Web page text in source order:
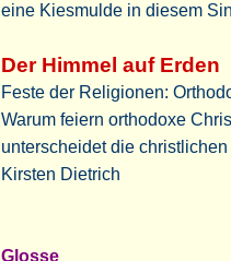
eine Kiesmulde in diesem
Der Himmel auf Erden
Feste der Religionen:
Warum feiern orthodoxe
unterscheidet die
Kirsten Dietrich
Glosse